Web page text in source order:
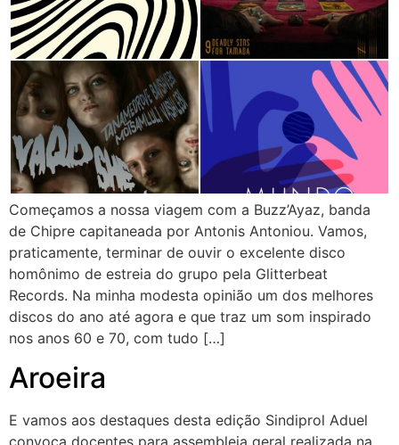
Começamos a nossa viagem com a Buzz’Ayaz, banda
de Chipre capitaneada por Antonis Antoniou. Vamos,
praticamente, terminar de ouvir o excelente disco
homônimo de estreia do grupo pela Glitterbeat
Records. Na minha modesta opinião um dos melhores
discos do ano até agora e que traz um som inspirado
nos anos 60 e 70, com tudo […]
Aroeira
E vamos aos destaques desta edição Sindiprol Aduel